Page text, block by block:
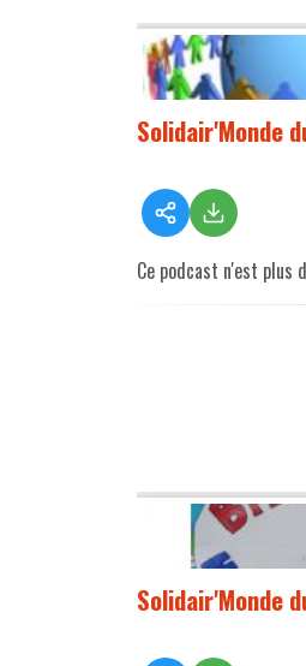
Solidair'Monde
Ce podcast n'est
Solidair'Monde